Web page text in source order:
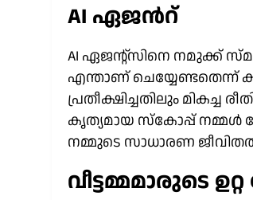
AI ഏജൻറ്
AI ഏജന്റ്സിനെ നമുക്ക്
എന്താണ് ചെയ്യേണ്ടതെന്ന്
പ്രതീക്ഷിച്ചതിലും
കൃത്യമായ സ്കോപ്പ് നമ്മൾ
നമ്മുടെ സാധാരണ
വീട്ടമ്മമാരുടെ